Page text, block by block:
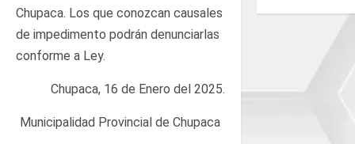
Chupaca. Los que conozcan causales
de impedimento podrán denunciarlas
conforme a Ley.
Chupaca, 16 de Enero del 2025.
Municipalidad Provincial de Chupaca